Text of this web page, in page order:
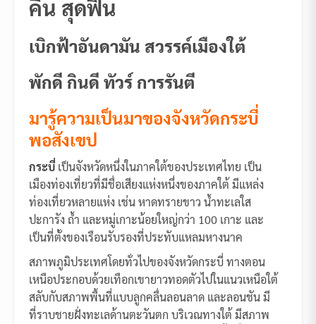
คืน สุดฟิน
เบิกฟ้าอันดามัน สวรรค์เมืองใต้
พักดี กินดี ทัวร์ การรันตี
มารู้ความเป็นมาของจังหวัดกระบี่
พอสังเขป
กระบี่ เป็นจังหวัดหนึ่งในภาคใต้ของประเทศไทย เป็น
เมืองท่องเที่ยวที่มีชื่อเสียงแห่งหนึ่งของภาคใต้ มีแหล่ง
ท่องเที่ยวหลายแห่ง เช่น หาดทรายขาว น้ำทะเลใส
ปะการัง ถ้ำ และหมู่เกาะน้อยใหญ่กว่า 100 เกาะ และ
เป็นที่ตั้งของเรือนรับรองที่ประทับแหลมหางนาค
สภาพภูมิประเทศโดยทั่วไปของจังหวัดกระบี่ ทางตอน
เหนือประกอบด้วยเทือกเขายาวทอดตัวไปในแนวเหนือใต้
สลับกับสภาพพื้นที่แบบลูกคลื่นลอนลาด และลอนชัน มี
ที่ราบชายฝั่งทะเลด้านตะวันตก บริเวณทางใต้ มีสภาพ